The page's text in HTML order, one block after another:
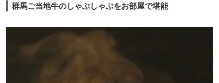
群馬ご当地牛のしゃぶしゃぶをお部屋で堪能